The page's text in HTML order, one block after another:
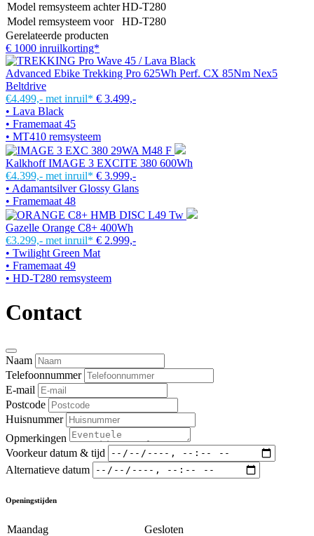
Model remsysteem achterHD-T280
Model remsysteem voor
HD-T280
Gerelateerde producten
€ 1000 inruilkorting*
Advanced Ebike Trekking Pro 625Wh Perf. CX 85Nm Nex5
Beltdrive
€4.499,- met inruil* € 3.499,-
• Lava Black
• Framemaat 45
• MT410 remsysteem
Kalkhoff IMAGE 3 EXCITE 380 600Wh
€4.399,- met inruil* € 3.999,-
• Adamantsilver Glossy Glans
• Framemaat 48
Gazelle Orange C8+ 400Wh
€3.299,- met inruil* € 2.999,-
• Twilight Green Mat
• Framemaat 49
• HD-T280 remsysteem
Contact
Naam
Telefoonnummer
E-mail
Postcode
Huisnummer
Opmerkingen
Voorkeur datum & tijd
Alternatieve datum
Openingstijden
Maandag
Gesloten